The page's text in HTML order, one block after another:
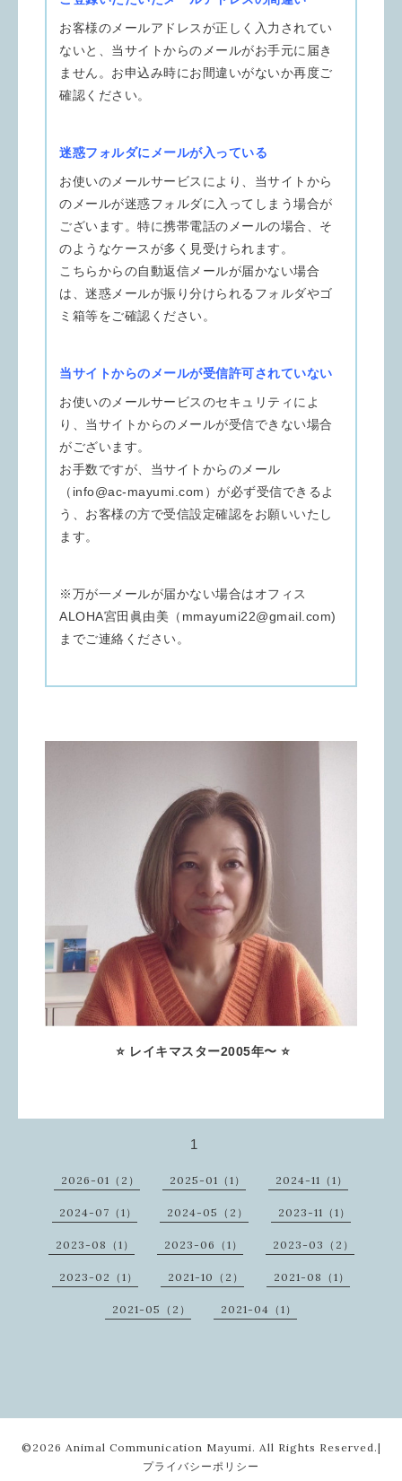
お客様のメールアドレスが正しく入力されてい
ないと、当サイトからのメールがお手元に届き
ません。お申込み時にお間違いがないか再度ご
確認ください。
迷惑フォルダにメールが入っている
お使いのメールサービスにより、当サイトから
のメールが迷惑フォルダに入ってしまう場合が
ございます。特に携帯電話のメールの場合、そ
のようなケースが多く見受けられます。
こちらからの自動返信メールが届かない場合
は、迷惑メールが振り分けられるフォルダやゴ
ミ箱等をご確認ください。
当サイトからのメールが受信許可されていない
お使いのメールサービスのセキュリティによ
り、当サイトからのメールが受信できない場合
がございます。
お手数ですが、当サイトからのメール
（info@ac-mayumi.com）が必ず受信できるよ
う、お客様の方で受信設定確認をお願いいたし
ます。
※万が一メールが届かない場合はオフィス
ALOHA宮田眞由美（mmayumi22@gmail.com)
までご連絡ください。
⭐️ レイキマスター2005年〜 ⭐️
1
2026-01（2） 2025-01（1） 2024-11（1）
2024-07（1） 2024-05（2） 2023-11（1）
2023-08（1） 2023-06（1） 2023-03（2）
2023-02（1） 2021-10（2） 2021-08（1）
2021-05（2） 2021-04（1）
©2026 Animal Communication Mayumi. All Rights Reserved.|
プライバシーポリシー